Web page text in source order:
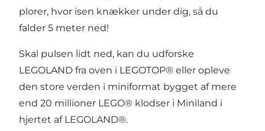
plorer, hvor isen knækker under dig, så du
falder 5 meter ned!
Skal pulsen lidt ned, kan du udforske
LEGOLAND fra oven i LEGOTOP® eller opleve
den store verden i miniformat bygget af mere
end 20 millioner LEGO® klodser i Miniland i
hjertet af LEGOLAND®.